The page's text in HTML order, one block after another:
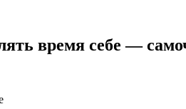
время себе —